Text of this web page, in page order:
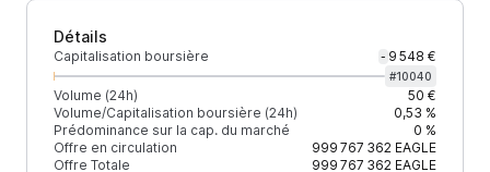
Détails
Capitalisation boursière - 9 548 €
#10040
Volume (24h)
50 €
Volume/Capitalisation boursière (24h)
0,53 %
Prédominance sur la cap. du marché
0 %
Offre en circulation
999 767 362EAGLE
Offre Totale
999 767 362EAGLE